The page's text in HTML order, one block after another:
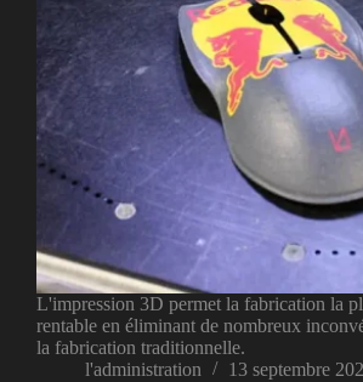
L'impression 3D permet la fabrication la
rentable en éliminant de nombreux
la fabrication traditionnelle.
l'administration
13 septembre